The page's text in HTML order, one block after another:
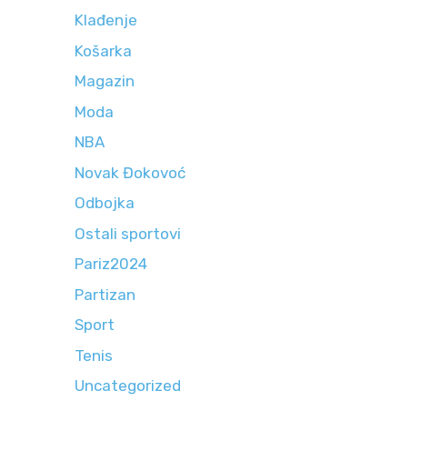
Klađenje
Košarka
Magazin
Moda
NBA
Novak Đokovoć
Odbojka
Ostali sportovi
Pariz2024
Partizan
Sport
Tenis
Uncategorized